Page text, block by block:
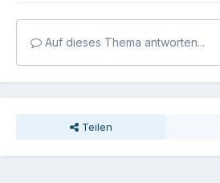
Auf dieses Thema antworten...
Teilen